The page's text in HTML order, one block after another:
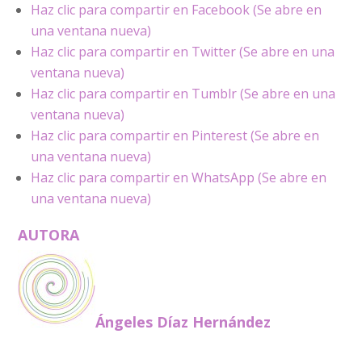
Haz clic para compartir en Facebook (Se abre en
una ventana nueva)
Haz clic para compartir en Twitter (Se abre en una
ventana nueva)
Haz clic para compartir en Tumblr (Se abre en una
ventana nueva)
Haz clic para compartir en Pinterest (Se abre en
una ventana nueva)
Haz clic para compartir en WhatsApp (Se abre en
una ventana nueva)
AUTORA
Ángeles Díaz Hernández